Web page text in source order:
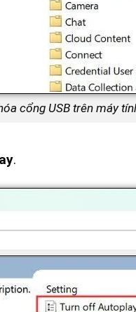
cổng USB trên máy
.